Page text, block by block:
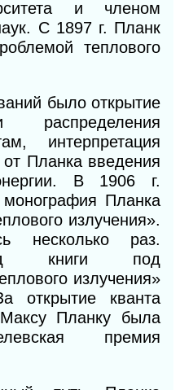
и членом
С 1897 г. Планк
теплового
было открытие
распределения
интерпретация
Планка введения
В 1906 г.
Планка
излучения».
несколько раз.
книги под
излучения»
открытие кванта
Максу Планку была
премия